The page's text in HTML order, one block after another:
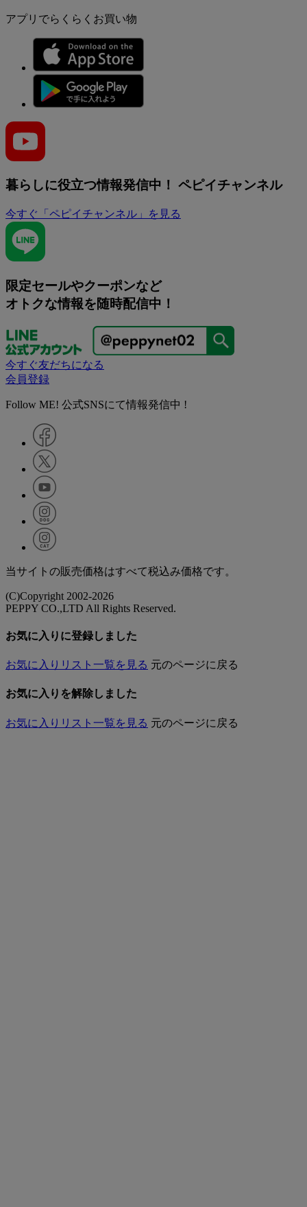
アプリでらくらくお買い物
暮らしに役立つ情報発信中！ ペピイチャンネル
今すぐ「ペピイチャンネル」を見る
限定セールやクーポンなど
オトクな情報を随時配信中！
今すぐ友だちになる
会員登録
Follow ME! 公式SNSにて情報発信中 !
当サイトの販売価格はすべて税込み価格です。
(C)Copyright 2002-2026
PEPPY CO.,LTD All Rights Reserved.
お気に入りに登録しました
お気に入りリスト一覧を見る 元のページに戻る
お気に入りを解除しました
お気に入りリスト一覧を見る 元のページに戻る